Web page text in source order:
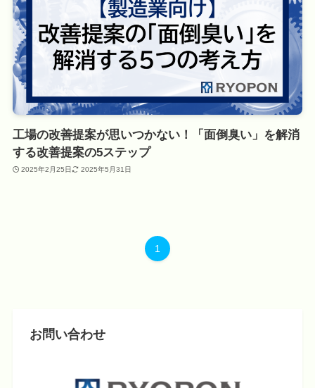
工場の改善提案が思いつかない！「面倒臭い」を解消
する改善提案の5ステップ
2025年2月25日 2025年5月31日
1
お問い合わせ